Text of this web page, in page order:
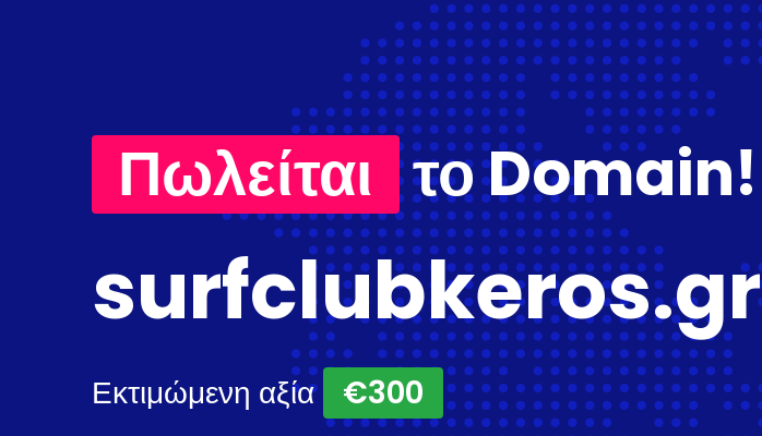
Πωλείται το Domain!
surfclubkeros.gr
Εκτιμώμενη αξία €300